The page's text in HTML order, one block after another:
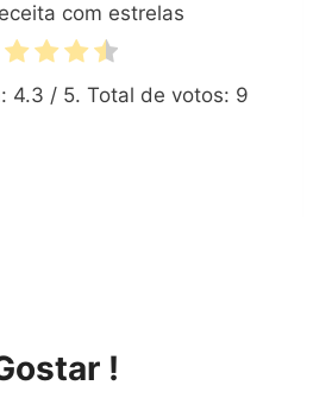
com estrelas
4.3 / 5. Total de votos: 9
!